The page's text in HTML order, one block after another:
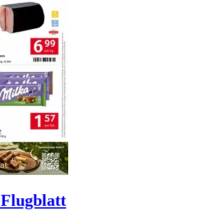
Flugblatt